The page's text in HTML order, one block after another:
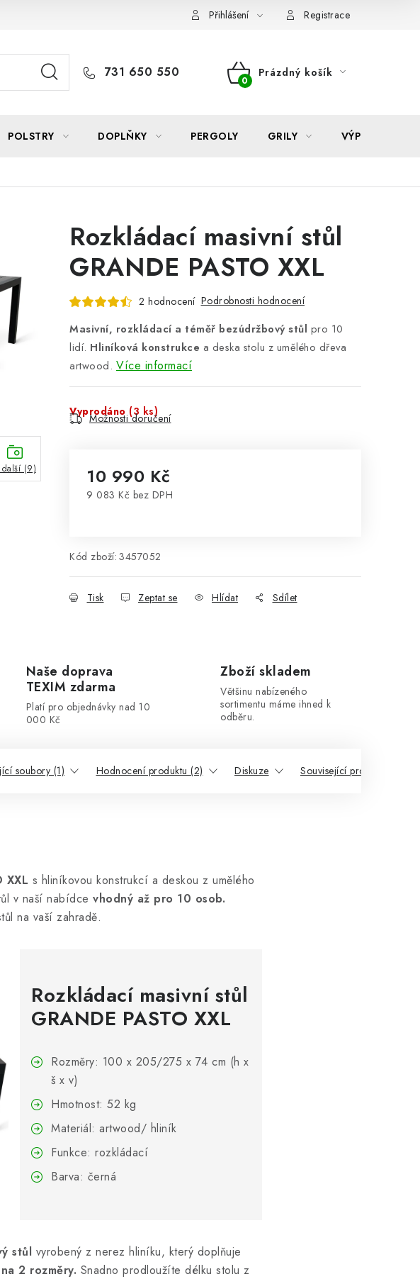
osobních údajů Formulář odstoupení od smlouvy
Přihlášení Registrace
731 650 550
NÁKUPNÍ
Prázdný košík
POLSTRY DOPLŇKY PERGOLY GRILY VÝPRODEJ
Rozkládací masivní stůl
GRANDE PASTO XXL
2 hodnocení Podrobnosti hodnocení
Masivní, rozkládací a téměř bezúdržbový stůl pro 10
lidí. Hliníková konstrukce a deska stolu z umělého dřeva
artwood. Více informací
Vyprodáno(3 ks)
Možnosti doručení
10 990 Kč
9 083 Kč bez DPH
Kód zboží: 3457052
Tisk Zeptat se Hlídat Sdílet
(9)
Naše doprava
TEXIM zdarma
Platí pro objednávky nad 10
000 Kč
Zboží skladem
Většinu nabízeného
sortimentu máme ihned k
odběru.
soubory (1) Hodnocení produktu (2) Diskuze Související produkty
XXL s hliníkovou konstrukcí a deskou z umělého
v naší nabídce vhodný až pro 10 osob.
na vaší zahradě.
Rozkládací masivní stůl
GRANDE PASTO XXL
Rozměry: 100 x 205/275 x 74 cm (h x
š x v)
Hmotnost: 52 kg
Materiál: artwood/ hliník
Funkce: rozkládací
Barva: černá
stůl vyrobený z nerez hliníku, který doplňuje
2 rozměry. Snadno prodloužíte délku stolu z